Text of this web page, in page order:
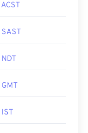
SAST
NDT
GMT
IST